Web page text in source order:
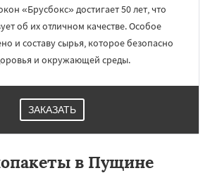
«Брусбокс» достигает 50 лет, что
об их отличном качестве. Особое
и составу сырья, которое безопасно
и окружающей среды.
ЗАКАЗАТЬ
в Пущине